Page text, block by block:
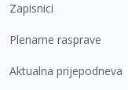
Zapisnici
Plenarne rasprave
Aktualna prijepodneva